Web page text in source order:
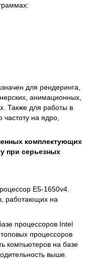
для рендеринга,
анимационных,
Также для работы в
на ядро,
комплектующих
при серьезных
E5-1650v4.
работающих на
процессоров Intel
процессоров
компьютеров на базе
выше.